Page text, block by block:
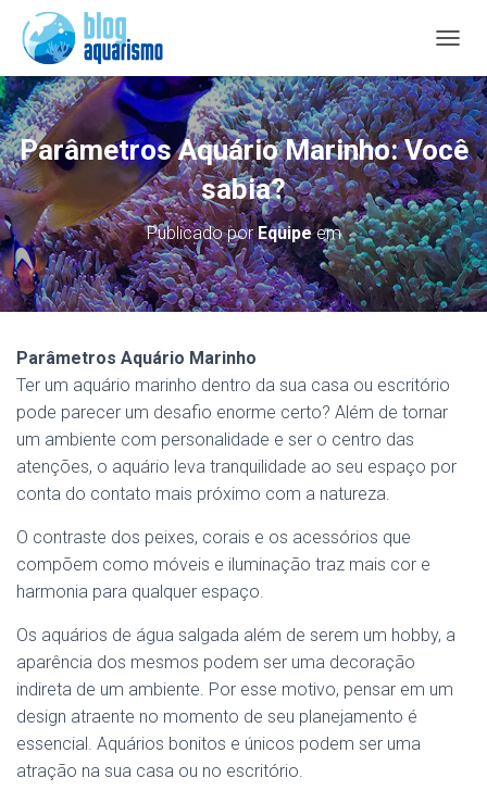
L
T
E
R
N
A
R
N
A
V
E
G
O
Parâmetros Aquário Marinho: Você
sabia?
Publicado porEquipeem
Parâmetros Aquário Marinho
Ter um aquário marinho dentro da sua casa ou escritório
pode parecer um desafio enorme certo? Além de tornar
um ambiente com personalidade e ser o centro das
atenções, o aquário leva tranquilidade ao seu espaço por
conta do contato mais próximo com a natureza.
O contraste dos peixes, corais e os acessórios que
compõem como móveis e iluminação traz mais cor e
harmonia para qualquer espaço.
Os aquários de água salgada além de serem um hobby, a
aparência dos mesmos podem ser uma decoração
indireta de um ambiente. Por esse motivo, pensar em um
design atraente no momento de seu planejamento é
essencial. Aquários bonitos e únicos podem ser uma
atração na sua casa ou no escritório.